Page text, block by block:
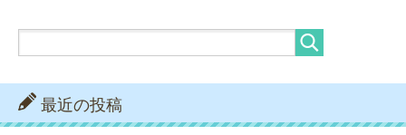
最近の投稿